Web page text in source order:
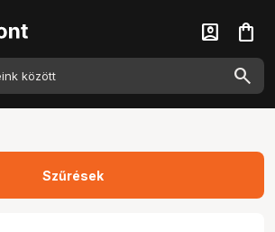
account_box shopping_bag
Szűrések